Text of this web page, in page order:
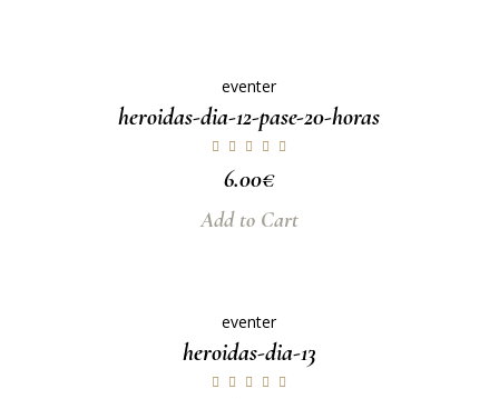
eventer
heroidas-dia-12-pase-20-horas
6.00€
Add to Cart
eventer
heroidas-dia-13